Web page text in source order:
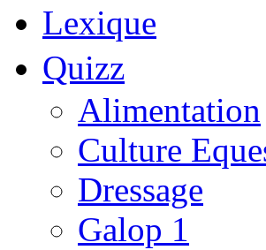
Lexique
Quizz
Alimentation
Culture
Dressage
Galop 1